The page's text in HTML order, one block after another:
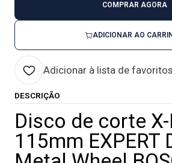
ADICIONAR AO
COMPRAR AGORA
Adicionar à lista de favoritos
DESCRIÇÃO
Disco de corte X-
115mm EXPERT